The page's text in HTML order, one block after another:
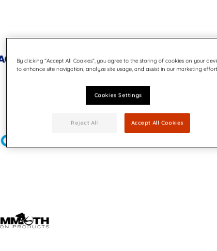
By clicking “Accept All Cookies”, you agree to the storing of cookies on your
to enhance site navigation, analyze site usage, and assist in our marketing
Cookies Settings
Reject All Accept All Cookies